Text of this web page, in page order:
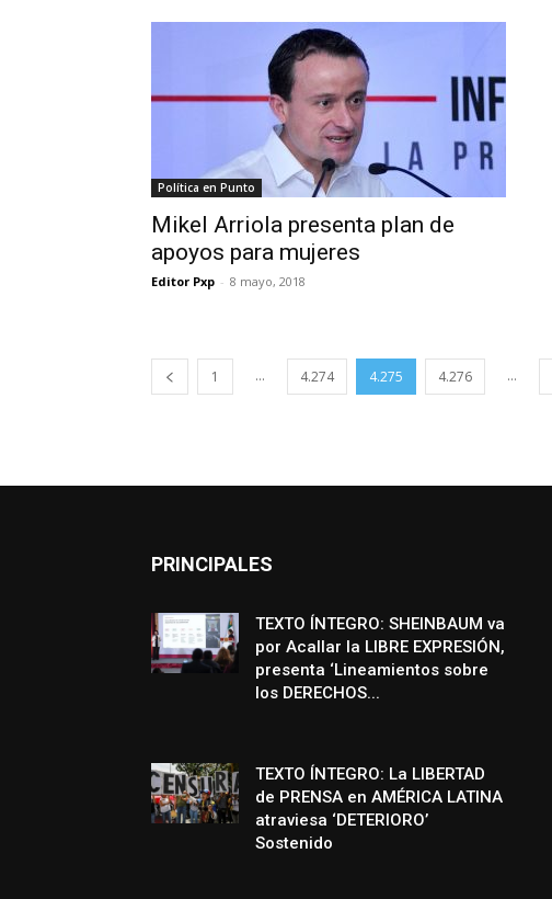
Política en Punto
Mikel Arriola presenta plan de
apoyos para mujeres
Editor Pxp - 8 mayo, 2018
1 ... 4.274 4.275 4.276 ...
PRINCIPALES
TEXTO ÍNTEGRO: SHEINBAUM va
por Acallar la LIBRE EXPRESIÓN,
presenta ‘Lineamientos sobre
los DERECHOS...
TEXTO ÍNTEGRO: La LIBERTAD
de PRENSA en AMÉRICA LATINA
atraviesa ‘DETERIORO’
Sostenido